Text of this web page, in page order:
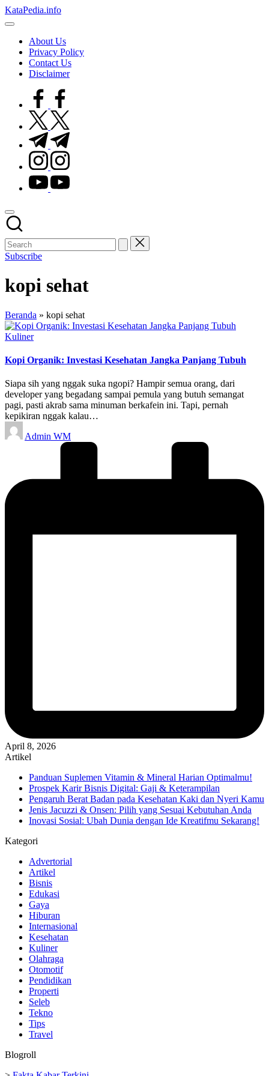
Skip
to
KataPedia.info
Berita
TerbaruAbout Us
Privacy Policy
Contact Us
Disclaimer
facebook.com
twitter.com
t.me
instagram.com
youtube.com
Subscribe
kopi sehat
Beranda » kopi sehat
Posted
Kuliner
Kopi Organik: Investasi Kesehatan Jangka Panjang Tubuh
Siapa sih yang nggak suka ngopi? Hampir semua orang, dari
developer yang begadang sampai pemula yang butuh semangat
pagi, pasti akrab sama minuman berkafein ini. Tapi, pernah
kepikiran nggak kalau…
Posted
by
Admin WM
April 8, 2026
Artikel
Panduan Suplemen Vitamin & Mineral Harian Optimalmu!
Prospek Karir Bisnis Digital: Gaji & Keterampilan
Pengaruh Berat Badan pada Kesehatan Kaki dan Nyeri Kamu
Jenis Jacuzzi & Onsen: Pilih yang Sesuai Kebutuhan Anda
Inovasi Sosial: Ubah Dunia dengan Ide Kreatifmu Sekarang!
Kategori
Advertorial
Artikel
Bisnis
Edukasi
Gaya
Hiburan
Internasional
Kesehatan
Kuliner
Olahraga
Otomotif
Pendidikan
Properti
Seleb
Tekno
Tips
Travel
Blogroll